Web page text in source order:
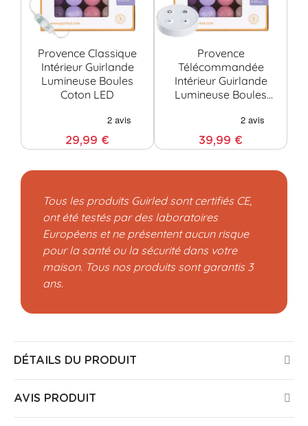
Provence Classique
Intérieur Guirlande
Lumineuse Boules
Coton LED
29,99 €
Provence
Télécommandée
Intérieur Guirlande
Lumineuse Boules
39,99 €
Tous les produits Guirled sont certifiés CE,
ont été testés par des laboratoires
Européens et ne présentent aucun risque
pour la santé ou la sécurité dans votre
maison. Tous nos produits sont garantis 3
ans.
DÉTAILS DU PRODUIT
AVIS PRODUIT